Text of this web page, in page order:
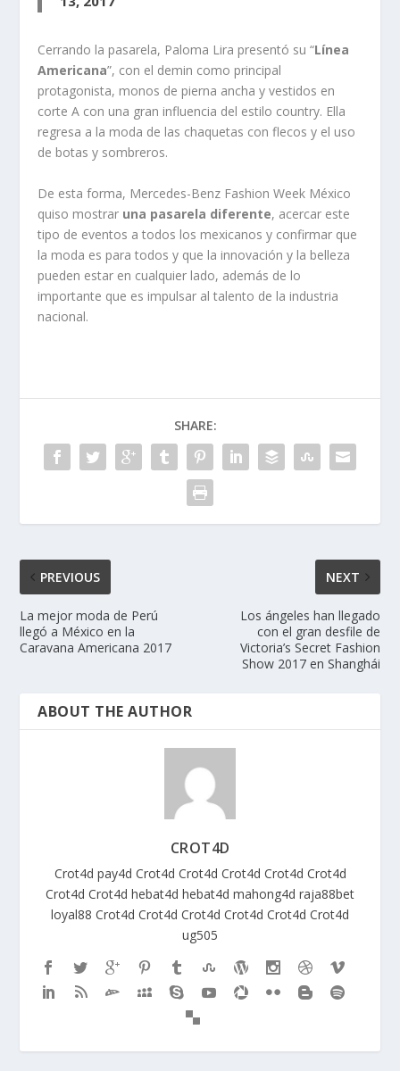
Cerrando la pasarela, Paloma Lira presentó su “Línea
Americana”, con el demin como principal
protagonista, monos de pierna ancha y vestidos en
corte A con una gran influencia del estilo country. Ella
regresa a la moda de las chaquetas con flecos y el uso
de botas y sombreros.
De esta forma, Mercedes-Benz Fashion Week México
quiso mostrar una pasarela diferente, acercar este
tipo de eventos a todos los mexicanos y confirmar que
la moda es para todos y que la innovación y la belleza
pueden estar en cualquier lado, además de lo
importante que es impulsar al talento de la industria
nacional.
SHARE:
PREVIOUS
La mejor moda de Perú
llegó a México en la
Caravana Americana 2017
NEXT
Los ángeles han llegado
con el gran desfile de
Victoria’s Secret Fashion
Show 2017 en Shanghái
ABOUT THE AUTHOR
CROT4D
Crot4d pay4d Crot4d Crot4d Crot4d Crot4d Crot4d
Crot4d Crot4d hebat4d hebat4d mahong4d raja88bet
loyal88 Crot4d Crot4d Crot4d Crot4d Crot4d Crot4d
ug505